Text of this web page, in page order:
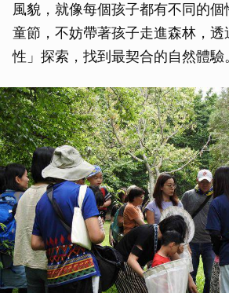
風貌，就像每個孩子都有不同的
童節，不妨帶著孩子走進森林，透
性」探索，找到最契合的自然體驗